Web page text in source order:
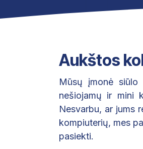
Aukštos
Mūsų įmonė siūlo
nešiojamų ir mini
Nesvarbu, ar jums
kompiuterių, mes
pasiekti.